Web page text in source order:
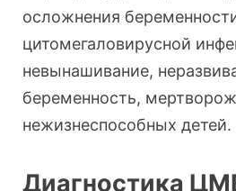
осложнения
цитомегаловирусной
невынашивание,
беременность,
нежизнеспособных детей.
Диагностика